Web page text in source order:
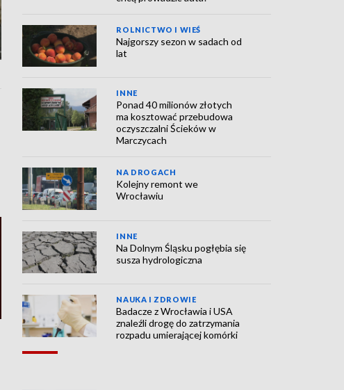
ROLNICTWO I WIEŚ
Najgorszy sezon w sadach od
lat
INNE
Ponad 40 milionów złotych
ma kosztować przebudowa
oczyszczalni Ścieków w
Marczycach
NA DROGACH
Kolejny remont we
Wrocławiu
INNE
Na Dolnym Śląsku pogłębia się
susza hydrologiczna
NAUKA I ZDROWIE
Badacze z Wrocławia i USA
znaleźli drogę do zatrzymania
rozpadu umierającej komórki